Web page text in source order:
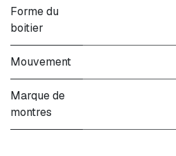
Forme du
boitier
Mouvement
Marque de
montres